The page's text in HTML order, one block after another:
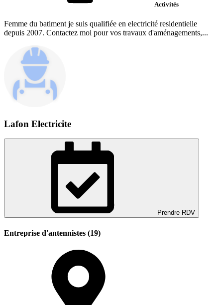
Activités
Femme du batiment je suis qualifiée en electricité residentielle
depuis 2007. Contactez moi pour vos travaux d'aménagements,...
Lafon Electricite
Prendre RDV
Entreprise d'antennistes (19)